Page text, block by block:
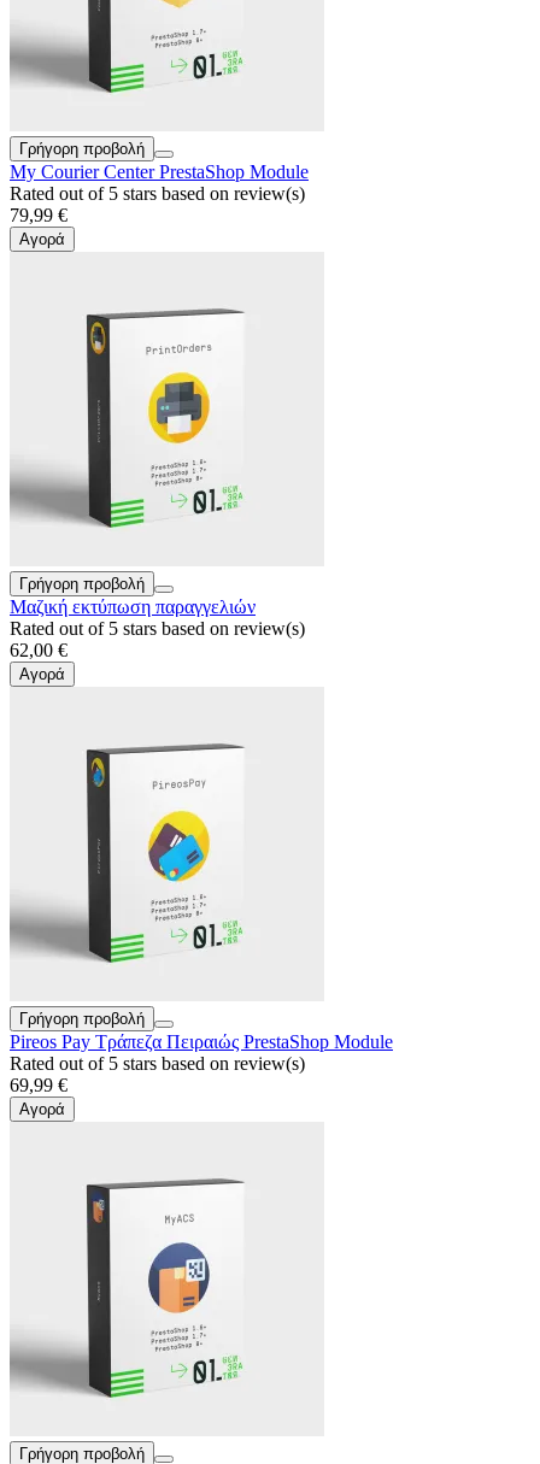
Γρήγορη προβολή
My Courier Center PrestaShop Module
Rated out of 5 stars based on review(s)
79,99 €
Αγορά
Γρήγορη προβολή
Μαζική εκτύπωση παραγγελιών
Rated out of 5 stars based on review(s)
62,00 €
Αγορά
Γρήγορη προβολή
Pireos Pay Τράπεζα Πειραιώς PrestaShop Module
Rated out of 5 stars based on review(s)
69,99 €
Αγορά
Γρήγορη προβολή